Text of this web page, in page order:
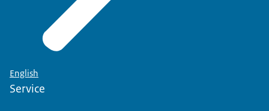
English
Service